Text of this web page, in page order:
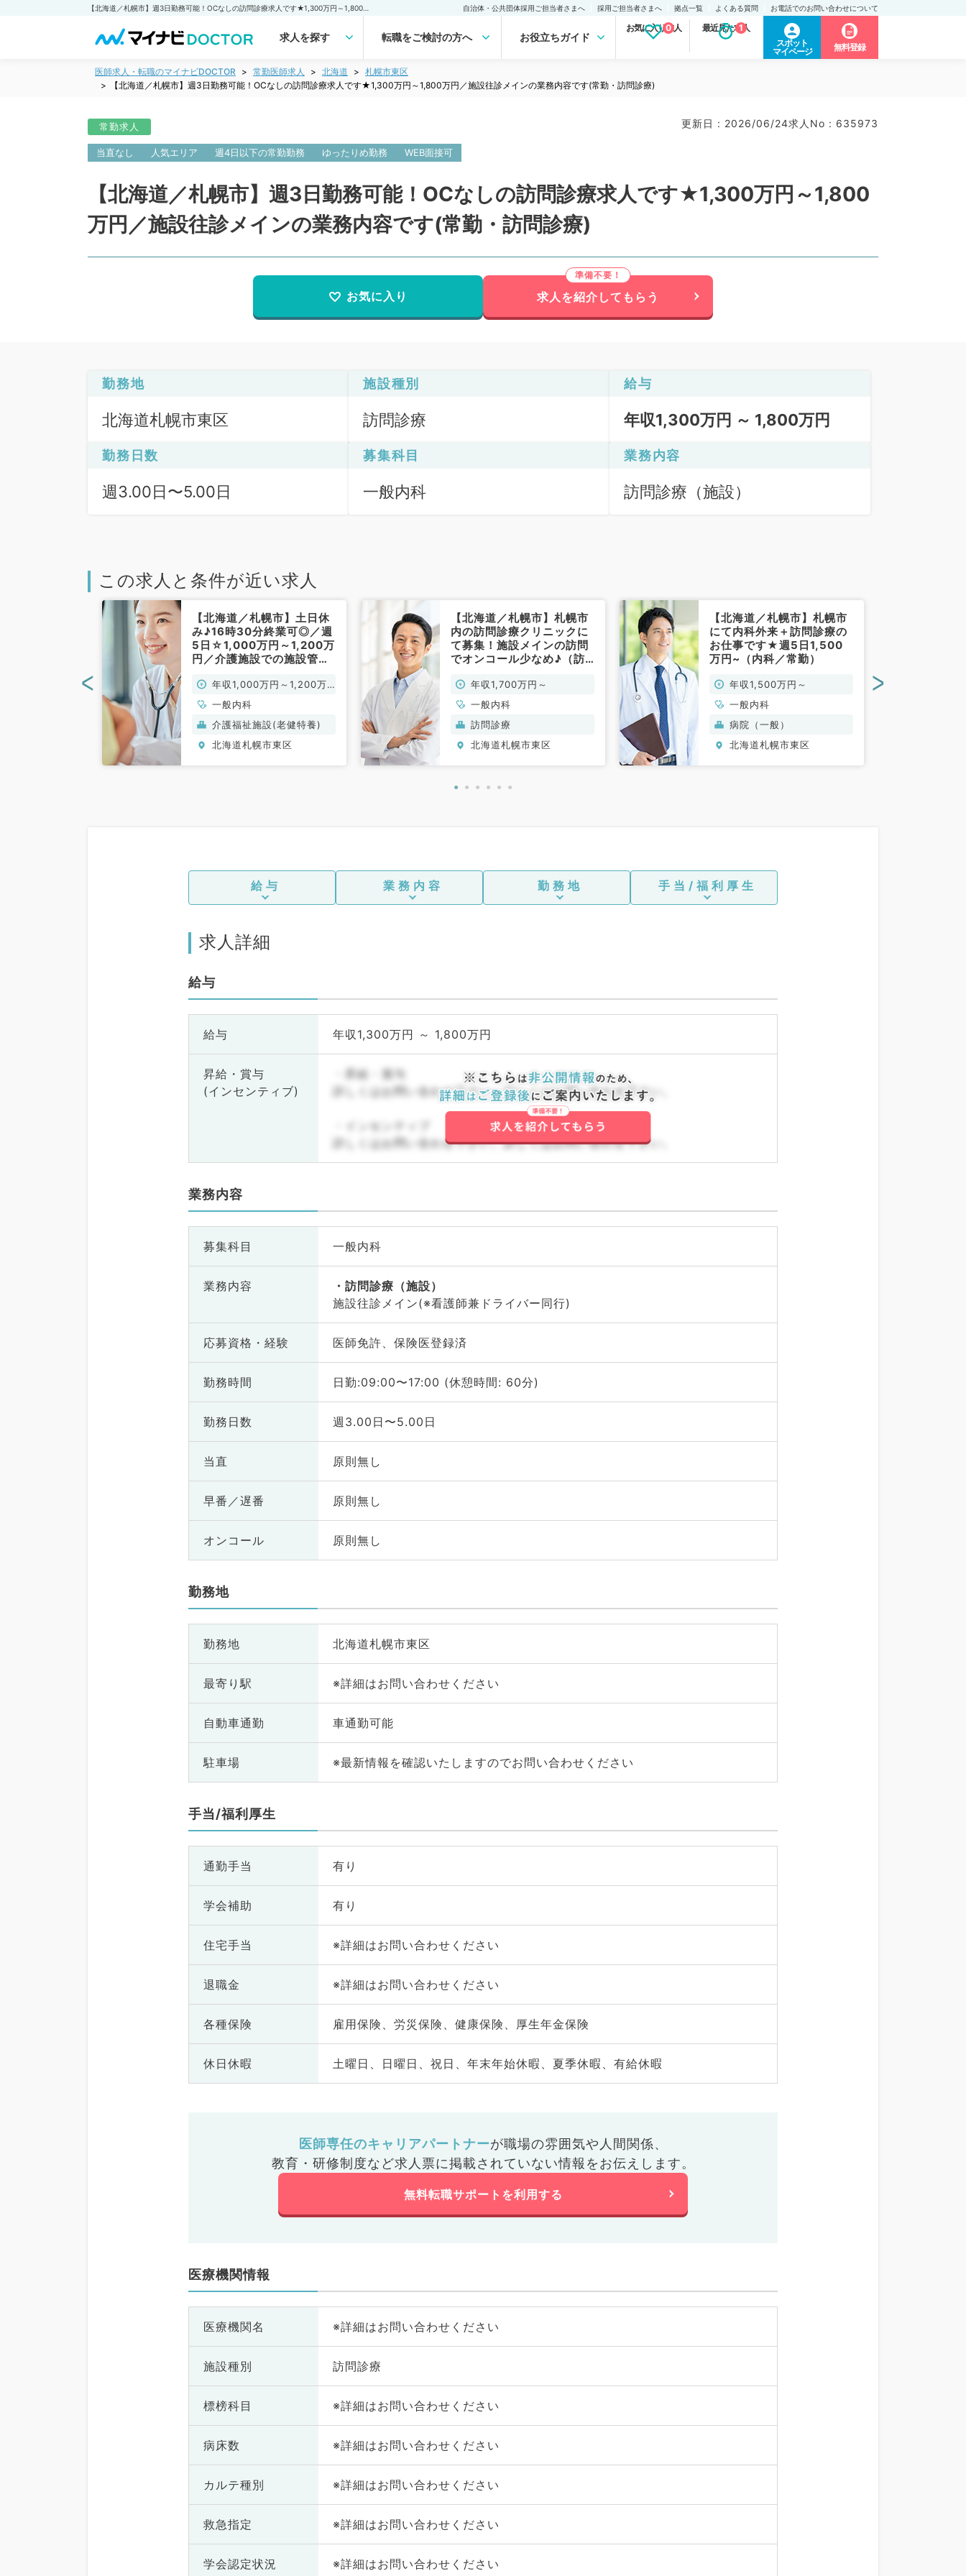
自治体・公共団体採用ご担当者さまへ 採用ご担当者さまへ 拠点一覧 よくある質問 お電話でのお問い合わせについて
求人を探す 転職をご検討の方へ お役立ちガイド
お気に入り求人
0 最近見た求人
1
スポット
マイページ
無料登録
医師求人・転職のマイナビDOCTOR 常勤医師求人 北海道
札幌市東区
【北海道／札幌市】週3日勤務可能！OCなしの訪問診療求人です★1,300万円～1,800万円／施設往診メインの業務内容です(常勤・訪問診療)
常勤求人 更新日 : 2026/06/24求人No : 635973
当直なし 人気エリア 週4日以下の常勤勤務 ゆったりめ勤務 WEB面接可
【北海道／札幌市】週3日勤務可能！OCなしの訪問診療求人です★1,300万円～1,800
万円／施設往診メインの業務内容です(常勤・訪問診療)
お気に入り 求人を紹介してもらう
勤務地
北海道札幌市東区
施設種別
訪問診療
給与
年収1,300万円 ～ 1,800万円
勤務日数
週3.00日〜5.00日
募集科目
一般内科
業務内容
訪問診療（施設）
この求人と条件が近い求人
【北海道／札幌市】土日休
み♪16時30分終業可◎／週
5日☆1,000万円～1,200万
円／介護施設での施設管理
常勤）年収1,000万円～1,200万
一般内科
介護福祉施設(老健特養)
北海道札幌市東区
【北海道／札幌市】札幌市
内の訪問診療クリニックに
て募集！施設メインの訪問
でオンコール少なめ♪（訪
年収1,700万円～
一般内科
訪問診療
北海道札幌市東区
【北海道／札幌市】札幌市
にて内科外来＋訪問診療の
お仕事です★週5日1,500
万円~（内科／常勤）
年収1,500万円～
一般内科
病院（一般）
北海道札幌市東区
< >
給与 業務内容 勤務地 手当/福利厚生
求人詳細
給与
給与 年収1,300万円 ～ 1,800万円
昇給・賞与
(インセンティブ)
・昇給・賞与
詳しくはお問い合わせ下さい。詳しくはお問い合わせ下さい。
・インセンティブ
詳しくはお問い合わせ下さい。詳しくはお問い合わせ下さい。
業務内容
募集科目 一般内科
業務内容
訪問診療（施設）
施設往診メイン(※看護師兼ドライバー同行)
応募資格・ 経験 医師免許、保険医登録済
勤務時間 日勤:09:00〜17:00 (休憩時間: 60分)
勤務日数 週3.00日〜5.00日
当直 原則無し
早番／遅番 原則無し
オンコール 原則無し
勤務地
勤務地 北海道札幌市東区
最寄り駅 ※詳細はお問い合わせください
自動車通勤 車通勤可能
駐車場 ※最新情報を確認いたしますのでお問い合わせください
手当/福利厚生
通勤手当 有り
学会補助 有り
住宅手当 ※詳細はお問い合わせください
退職金 ※詳細はお問い合わせください
各種保険 雇用保険、労災保険、健康保険、厚生年金保険
休日休暇 土曜日、日曜日、祝日、年末年始休暇、夏季休暇、有給休暇
医師専任のキャリアパートナーが職場の雰囲気や人間関係、
教育・研修制度など求人票に掲載されていない情報をお伝えします。
無料転職サポートを利用する
医療機関情報
医療機関名 ※詳細はお問い合わせください
施設種別 訪問診療
標榜科目 ※詳細はお問い合わせください
病床数 ※詳細はお問い合わせください
カルテ種別 ※詳細はお問い合わせください
救急指定 ※詳細はお問い合わせください
学会認定状況 ※詳細はお問い合わせください